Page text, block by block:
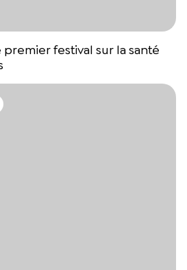
premier festival sur la santé